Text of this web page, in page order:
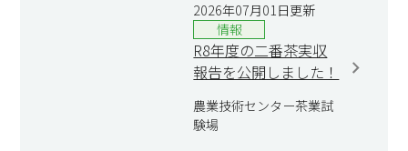
2026年07月01日更新
情報
R8年度の二番茶実収
報告を公開しました！
農業技術センター茶業試
験場